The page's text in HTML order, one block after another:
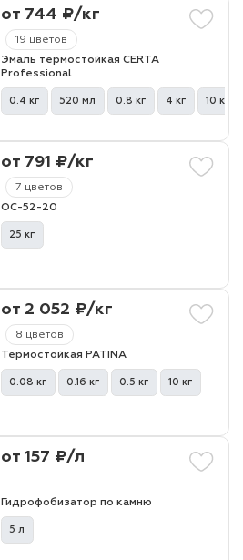
19 цветов
от 744 ₽/кг
Эмаль термостойкая CERTA
Professional
0.4 кг 520 мл 0.8 кг 4 кг 10 кг
7 цветов
от 791 ₽/кг
ОС-52-20
25 кг
8 цветов
от 2 052 ₽/кг
Термостойкая PATINA
0.08 кг 0.16 кг 0.5 кг 10 кг
от 157 ₽/л
Гидрофобизатор по камню
5 л